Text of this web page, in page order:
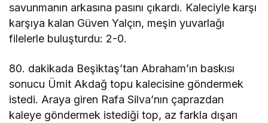
savunmanın arkasına pasını çıkardı. Kaleciyle karşı
karşıya kalan Güven Yalçın, meşin yuvarlağı
filelerle buluşturdu: 2-0.
80. dakikada Beşiktaş’tan Abraham’ın baskısı
sonucu Ümit Akdağ topu kalecisine göndermek
istedi. Araya giren Rafa Silva’nın çaprazdan
kaleye göndermek istediği top, az farkla dışarı